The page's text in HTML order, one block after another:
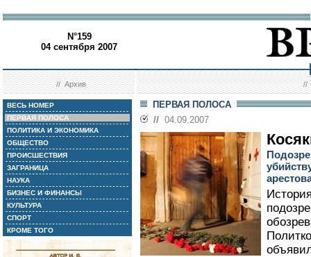
N°159
04 сентября 2007
//Архив //
ВЕСЬ НОМЕР
ПЕРВАЯ ПОЛОСА
ПОЛИТИКА И ЭКОНОМИКА
ОБЩЕСТВО
ПРОИСШЕСТВИЯ
ЗАГРАНИЦА
НАУКА
БИЗНЕС И ФИНАНСЫ
КУЛЬТУРА
СПОРТ
КРОМЕ ТОГО
ПЕРВАЯ ПОЛОСА
// 04.09.2007